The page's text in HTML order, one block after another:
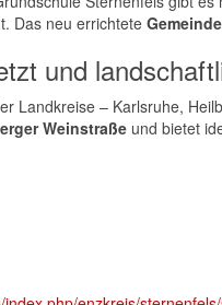
Das neu errichtete
und
Landkreise – Karlsruhe,
Weinstraße und bietet